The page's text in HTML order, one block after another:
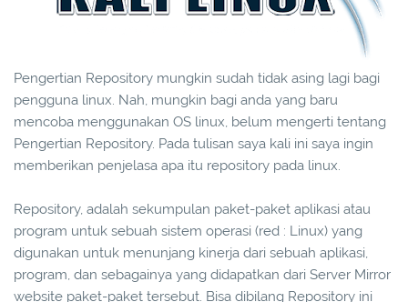
Pengertian Repository mungkin sudah tidak asing lagi bagi
pengguna linux. Nah, mungkin bagi anda yang baru
mencoba menggunakan OS linux, belum mengerti tentang
Pengertian Repository. Pada tulisan saya kali ini saya ingin
memberikan penjelasa apa itu repository pada linux.
Repository, adalah sekumpulan paket-paket aplikasi atau
program untuk sebuah sistem operasi (red : Linux) yang
digunakan untuk menunjang kinerja dari sebuah aplikasi,
program, dan sebagainya yang didapatkan dari Server Mirror
website paket-paket tersebut. Bisa dibilang Repository ini